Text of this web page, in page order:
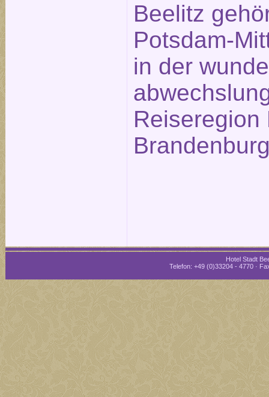
Beelitz
Potsdam-
in der
Reiseregion
Hotel Stadt
Telefon: +49 (0)33204 - 4770 ·